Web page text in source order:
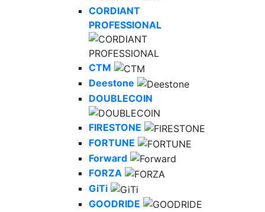
CORDIANT
PROFESSIONAL
CTM
Deestone
DOUBLECOIN
FIRESTONE
FORTUNE
Forward
FORZA
GiTi
GOODRIDE